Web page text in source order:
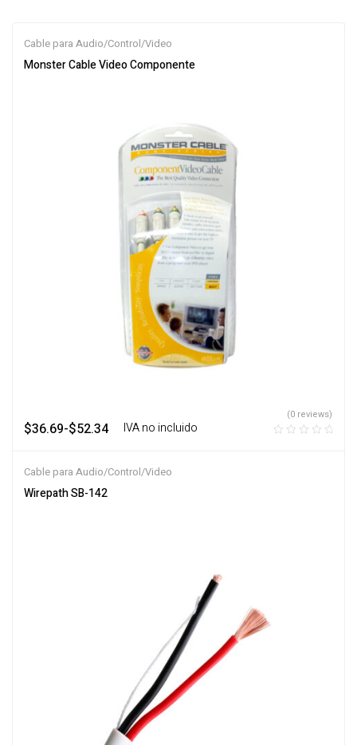
Cable para Audio/Control/Video
Monster Cable Video Componente
$36.69-$52.34 ‎ ‎ ‎ IVA no incluido
(0 reviews)
Cable para Audio/Control/Video
Wirepath SB-142